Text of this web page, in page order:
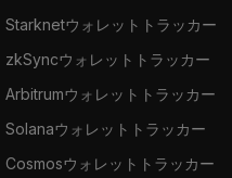
Starknetウォレットトラッカー
zkSyncウォレットトラッカー
Arbitrumウォレットトラッカー
Solanaウォレットトラッカー
Cosmosウォレットトラッカー